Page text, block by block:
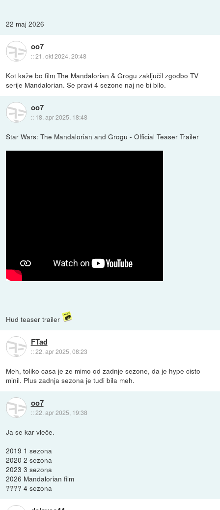
22 maj 2026
oo7
::21. okt 2024, 20:48
Kot kaže bo film The Mandalorian & Grogu zaključil zgodbo TV
serije Mandalorian. Se pravi 4 sezone naj ne bi bilo.
oo7
:: 18. apr 2025, 18:48
Star Wars: The Mandalorian and Grogu - Official Teaser Trailer
Hud teaser trailer
FTad
::22. apr 2025, 08:23
Meh, toliko casa je ze mimo od zadnje sezone, da je hype cisto
minil. Plus zadnja sezona je tudi bila meh.
oo7
::22. apr 2025, 19:38
Ja se kar vleče.
2019 1 sezona
2020 2 sezona
2023 3 sezona
2026 Mandalorian film
???? 4 sezona